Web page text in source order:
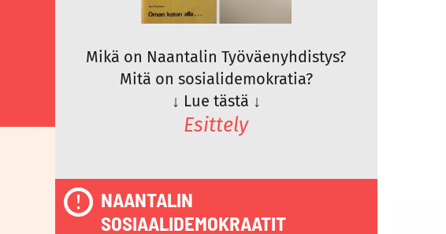
Mikä on Naantalin Työväenyhdistys?
Mitä on sosialidemokratia?
↓ Lue tästä ↓
Esittely
NAANTALIN
SOSIAALIDEMOKRAATIT